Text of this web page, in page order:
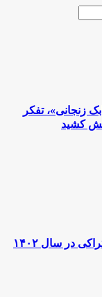
زنجانی»، تفکر
کشید
در سال ۱۴۰۲